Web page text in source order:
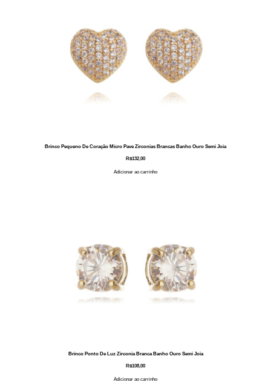
Brinco Pequeno De Coração Micro Pave Zirconias Brancas Banho Ouro Semi Joia
R$132,00
Adicionar ao carrinho
Brinco Ponto De Luz Zirconia Branca Banho Ouro Semi Joia
R$108,00
Adicionar ao carrinho